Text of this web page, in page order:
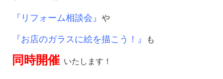
『リフォーム相談会』 や
『お店のガラスに絵を描こう！』 も
同時開催 いたします！